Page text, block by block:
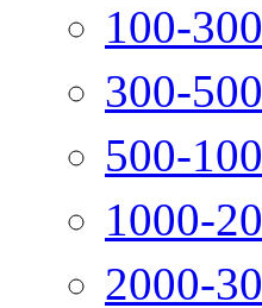
100-
300-
500-
1000-
2000-